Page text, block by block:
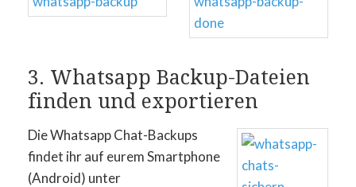
3. Whatsapp Backup-Dateien
finden und exportieren
Die Whatsapp Chat-Backups
findet ihr auf eurem Smartphone
(Android) unter